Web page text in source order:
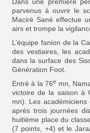
parvenus à ouvrir le
Maciré Sané effectue
airs et trompe la
L’équipe fanion de la
des vestiaires, les
dans la surface des
Génération Foot.
Entré à la 76e mn,
victoire de la saison à
mn). Les
après trois journées
huitième place du
(7 points, +4) et le